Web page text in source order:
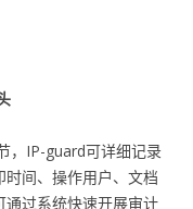
，IP-guard可详细记录
间、操作用户、文档
通过系统快速开展审计